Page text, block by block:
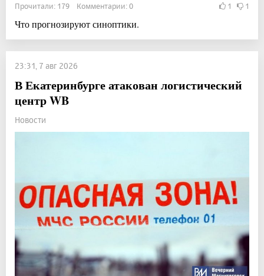
Прочитали: 179 Комментарии: 0 1 1
Что прогнозируют синоптики.
23:31, 7 авг 2026
В Екатеринбурге атакован логистический
центр WB
Новости